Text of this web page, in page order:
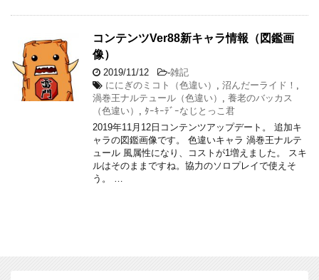
コンテンツVer88新キャラ情報（図鑑画
像）
2019/11/12 -雑記
ににぎのミコト（色違い） , 沼んだーライド！ ,
渦巻王ナルテュール（色違い） , 養老のバッカス
（色違い） , ﾀｰｷｰﾃﾞｰなじとっこ君
2019年11月12日コンテンツアップデート。 追加キ
ャラの図鑑画像です。 色違いキャラ 渦巻王ナルテ
ュール 風属性になり、コストが1増えました。 スキ
ルはそのままですね。協力のソロプレイで使えそ
う。 …